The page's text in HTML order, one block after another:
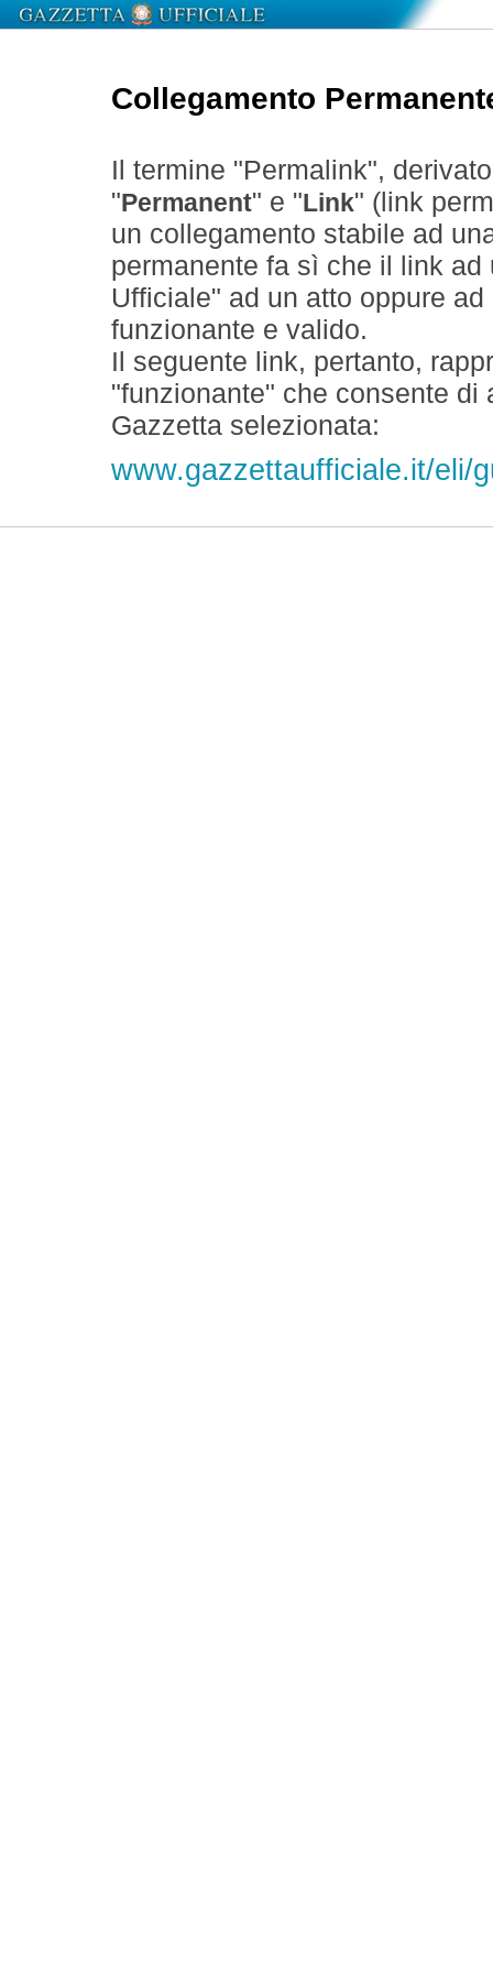
Collegamento
Il termine "Permalink",
" Permanent" e " Link" (link
un collegamento stabile ad
permanente fa sì che il link
Ufficiale" ad un atto oppure
funzionante e valido.
Il seguente link, pertanto,
"funzionante" che consente
Gazzetta selezionata:
www.gazzettaufficiale.it/eli/